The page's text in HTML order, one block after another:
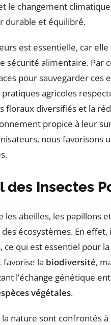
le changement
durable et équilibré.
est essentielle, car
sécurité alimentaire. Par
pour sauvegarder ces
agricoles
floraux diversifiés et la
propice à leur
nous favorisons
des Insectes
les abeilles, les papillons
écosystèmes. En
, ce qui est essentiel pour
favorise la biodiversité,
l’échange génétique
végétales.
nature sont confrontés